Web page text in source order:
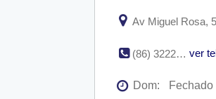
Av Miguel Rosa,
(86) 3222-0763 ver
Dom:
Fechado